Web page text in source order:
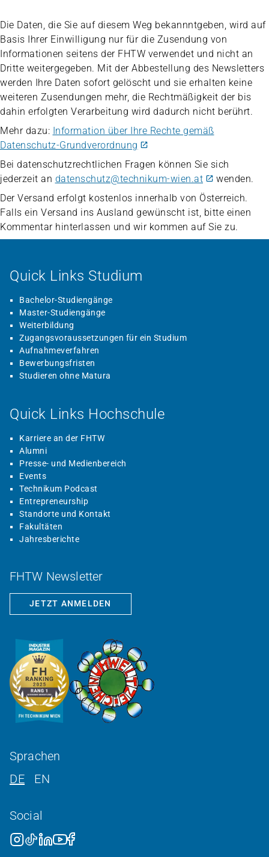
Die Daten, die Sie auf diesem Weg bekannntgeben, wird auf
Basis Ihrer Einwilligung nur für die Zusendung von
Informationen seitens der FHTW verwendet und nicht an
Dritte weitergegeben. Mit der Abbestellung des Newsletters
werden Ihre Daten sofort gelöscht und sie erhalten keine
weiteren Zusendungen mehr, die Rechtmäßigkeit der bis
dahin erfolgten Verarbeitung wird dadurch nicht berührt.
Mehr dazu: Information über Ihre Rechte gemäß
Datenschutz-Grundverordnung
Bei datenschutzrechtlichen Fragen können Sie sich
jederzeit an datenschutz@technikum-wien.at
wenden.
Der Versand erfolgt kostenlos innerhalb von Österreich.
Falls ein Versand ins Ausland gewünscht ist, bitte einen
Kommentar hinterlassen und wir kommen auf Sie zu.
Quick Links Studium
Bachelor-Studiengänge
Master-Studiengänge
Weiterbildung
Zugangsvoraussetzungen für ein Studium
Aufnahmeverfahren
Bewerbungsfristen
Studieren ohne Matura
Quick Links Hochschule
Karriere an der FHTW
Alumni
Presse- und Medienbereich
Events
Technikum Podcast
Entrepreneurship
Standorte und Kontakt
Fakultäten
Jahresberichte
FHTW Newsletter
JETZT ANMELDEN
Sprachen
DE
EN
Social